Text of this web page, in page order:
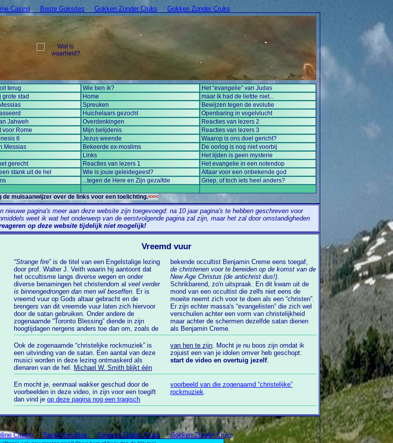
Casino Beste Goksites Gokken Zonder Cruks Gokken Zonder Cruks
terug Wie ben ik?
Het “evangelie” van Judas
grote stad Home
maar ik had de liefde niet...
Spreuken
Bewijzen tegen de evolutie
Huichelaars gezocht
Openbaring in vogelvlucht
Jahweh Overdenkingen
Reacties van lezers 2
voor Rome Mijn belijdenis
Reacties van lezers 3
6 Jezus weende
Waarop is ons doel gericht?
Messias Bekeerde ex-moslims
De oorlog is nog niet voorbij
Links
Het lijden is geen mysterie
gerecht Reacties van lezers 1
Het evangelie in een notendop
stank uit de hel Wie is jouw geleidegeest?
Altaar voor een onbekende god
...tegen de Here en Zijn gezalfde
Griep, of toch iets heel anders?
de muisaanwijzer over de links voor een toelichting.<<<
pagina's meer aan deze website zijn toegevoegd: na 10 jaar pagina's te hebben geschreven voor
weet ik wat het onderwerp van de eerstvolgende pagina zal zijn, maar het zal door omstandigheden
op deze website tijdelijk niet mogelijk!
Vreemd vuur
“Strange fire” is de titel van een Engelstalige lezing
door prof. Walter J. Veith waarin hij aantoont dat
het occultisme langs diverse wegen en onder
diverse benamingen het christendom alveel verder
is binnengedrongen dan men wil beseffen. Er is
vreemd vuur op Gods altaar gebracht en de
brengers van dit vreemde vuur laten zich hiervoor
door de satan gebruiken. Onder andere de
zogenaamde “Toronto Blessing” diende in zijn
hoogtijdagen nergens anders toe dan om, zoals de
bekende occultist Benjamin Creme eens toegaf,
de christenen voor te bereiden op de komst van de
New Age Christus (de antichrist dus!).
Schrikbarend, zo'n uitspraak. En dit kwam uit de
mond van een occultist die zelfs niet eens de
moeite neemt zich voor te doen als een “christen”.
Er zijn echter massa's “evangelisten” die zich wel
verschuilen achter een vorm van christelijkheid
maar achter de schermen dezelfde satan dienen
als Benjamin Creme.
Ook de zogenaamde “christelijke rockmuziek” is
een uitvinding van de satan. Een aantal van deze
musici worden in deze lezing ontmaskerd als
dienaren van de hel. Michael W. Smith blijkt één
van hen te zijn. Mocht je nu boos zijn omdat ik
zojuist een van je idolen omver heb geschopt:
start de video en overtuig jezelf.
En mocht je, eenmaal wakker geschud door de
voorbeelden in deze video, in zijn voor een toegift
dan vind jeop deze pagina nog een tragisch
voorbeeld van die zogenaamd “christelijke”
rockmuziek.